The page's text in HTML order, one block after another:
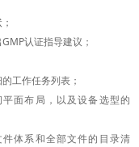
认证指导建议；
工作任务列表；
面布局，以及设备选型的
体系和全部文件的目录清